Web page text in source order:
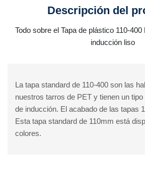
Descripción del
Todo sobre el Tapa de plástico 110-
inducción liso
La tapa standard de 110-400 son las
nuestros tarros de PET y tienen un
de inducción. El acabado de las tapas
Esta tapa standard de 110mm está
colores.